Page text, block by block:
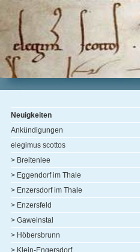
Neuigkeiten
Ankündigungen
elegimus scottos
> Breitenlee
> Eggendorf im Thale
> Enzersdorf im Thale
> Enzersfeld
> Gaweinstal
> Höbersbrunn
> Klein-Engersdorf